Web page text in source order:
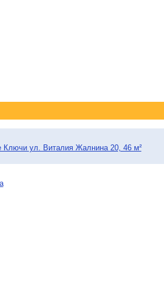
Ключи ул. Виталия Жалнина 20, 46 м²